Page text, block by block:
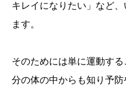
キレイになりたい」など
ます。
そのためには単に運動す
分の体の中からも知り予